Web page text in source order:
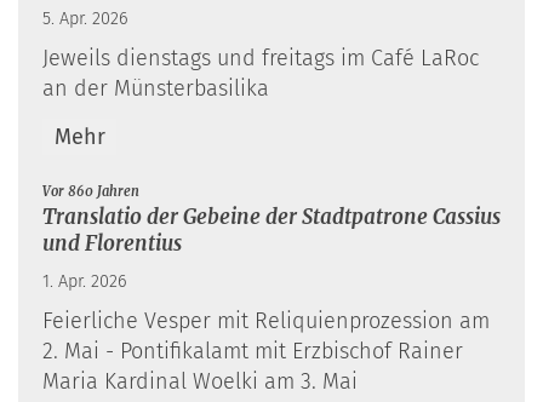
5. Apr. 2026
Jeweils dienstags und freitags im Café LaRoc
an der Münsterbasilika
Mehr
Vor 860 Jahren
Translatio der Gebeine der Stadtpatrone Cassius
und Florentius
1. Apr. 2026
Feierliche Vesper mit Reliquienprozession am
2. Mai - Pontifikalamt mit Erzbischof Rainer
Maria Kardinal Woelki am 3. Mai